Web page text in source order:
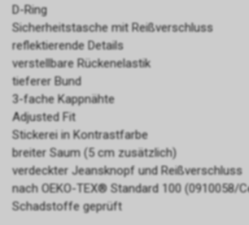
D-Ring
Sicherheitstasche mit Reißverschluss
reflektierende Details
verstellbare Rückenelastik
tieferer Bund
3-fache Kappnähte
Adjusted Fit
Stickerei in Kontrastfarbe
breiter Saum (5 cm zusätzlich)
verdeckter Jeansknopf und Reißverschluss
nach OEKO-TEX® Standard 100 (0910058/
Schadstoffe geprüft